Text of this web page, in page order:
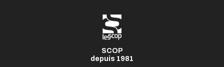
SCOP
depuis 1981